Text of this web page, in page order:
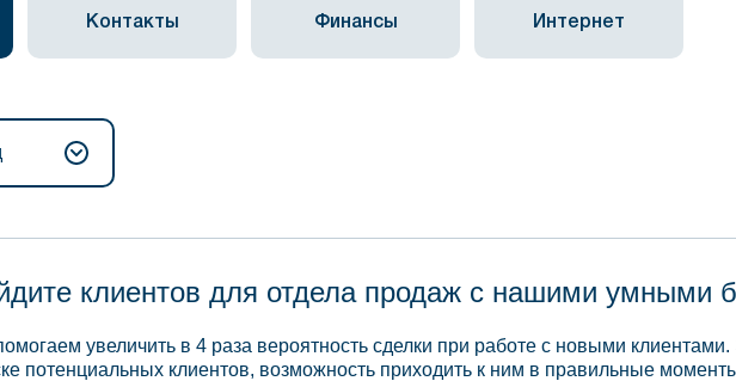
Контакты Финансы Интернет
клиентов для отдела продаж с нашими умными
увеличить в 4 раза вероятность сделки при работе с новыми
потенциальных клиентов, возможность приходить к ним в правильные